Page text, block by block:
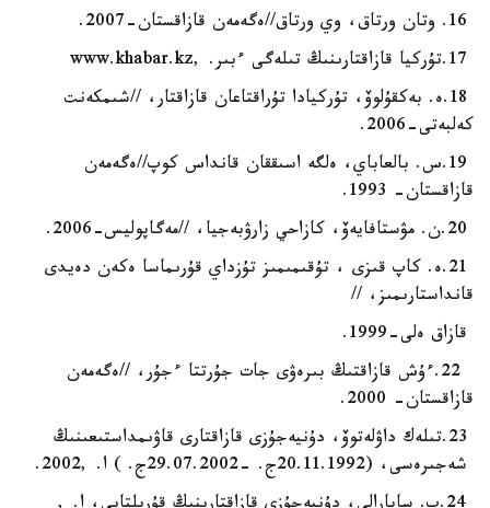
18.ە. بەكقۇلوۆ، تۇركيادا تۇراقتاعان قازاقتار، //شىمكەنت
كەلبەتى-2006.
19.س. بالعاباي، ەلگە اسىققان قانداس كوپ//ەگەمەن
قازاقستان- 1993.
21.ە. كاپ قىزى ، تۇقىمىمىز تۇزداي قۇرىماسا ەكەن دەيدى
قانداستارىمىز، //
قازاق ەلى-1999.
22.ءۇش قازاقتىڭ بىرەۋى جات جۇرتتا ءجۇر، //ەگەمەن
قازاقستان- 2000.
23.تىلەك داۋلەتوۆ، دۇنيەجۇزى قازاقتارى قاۋىمداستىعىنىڭ
شەجىرەسى، (20.11.1992ج. -29.07.2002ج. ) ا. ,2002.